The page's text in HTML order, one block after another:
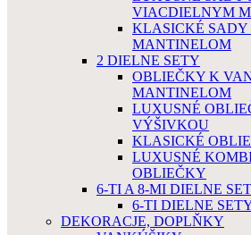
VIACDIELNYM
KLASICKÉ SADY
MANTINELOM
2 DIELNE SETY
OBLIEČKY K
MANTINELOM
LUXUSNÉ
VÝŠIVKOU
KLASICKÉ
LUXUSNÉ
OBLIEČKY
6-TI A 8-MI DIELNE
6-TI DIELNE
DEKORACJE, DOPLŇKY